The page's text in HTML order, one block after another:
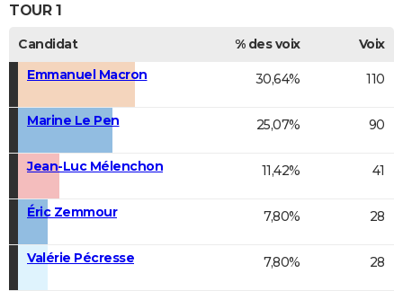
TOUR 1
Candidat % des voix
Voix
Emmanuel Macron
30,64% 110
Marine Le Pen 25,07% 90
Jean-Luc Mélenchon 11,42% 41
Éric Zemmour 7,80% 28
Valérie Pécresse 7,80% 28